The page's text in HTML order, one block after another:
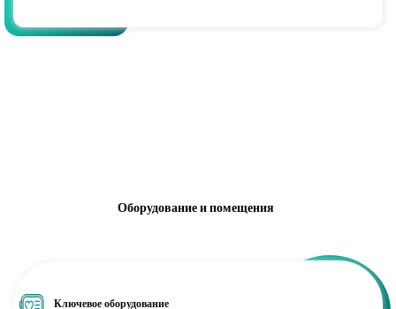
Оборудование и помещения
Ключевое оборудование